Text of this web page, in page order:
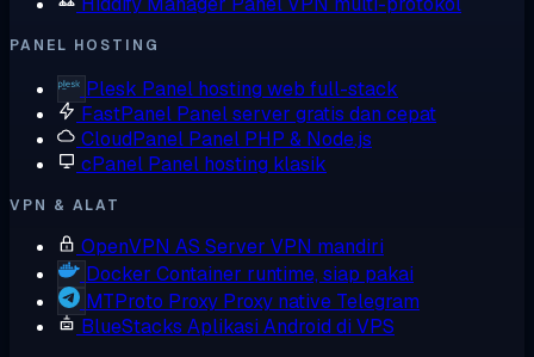
PANEL HOSTING
Plesk Panel hosting web full-stack
FastPanel Panel server gratis dan cepat
CloudPanel Panel PHP & Node.js
cPanel Panel hosting klasik
VPN & ALAT
OpenVPN AS Server VPN mandiri
Docker Container runtime, siap pakai
MTProto Proxy Proxy native Telegram
BlueStacks Aplikasi Android di VPS